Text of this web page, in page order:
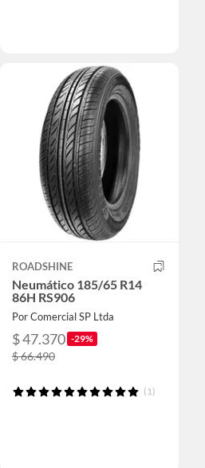
ROADSHINE
Neumático 185/65 R14
86H RS906
Por Comercial SP Ltda
$ 47.370 -29%
$ 66.490
(1)